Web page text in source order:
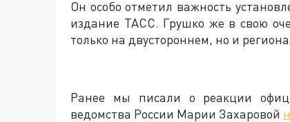
Он особо отметил важность
издание ТАСС. Грушко же в свою
только на двустороннем, но и
Ранее мы писали о реакции
ведомства России Марии Захаровой